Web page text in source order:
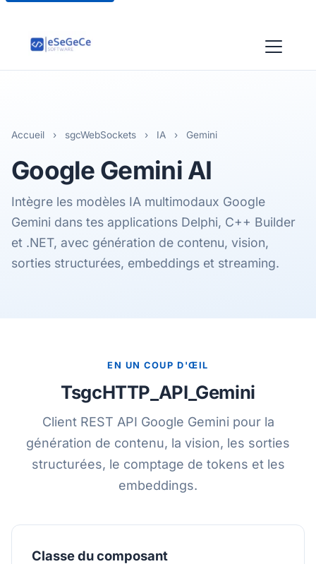
Accueil › sgcWebSockets › IA › Gemini
Google Gemini AI
Intègre les modèles IA multimodaux Google
Gemini dans tes applications Delphi, C++ Builder
et .NET, avec génération de contenu, vision,
sorties structurées, embeddings et streaming.
EN UN COUP D'ŒIL
TsgcHTTP_API_Gemini
Client REST API Google Gemini pour la
génération de contenu, la vision, les sorties
structurées, le comptage de tokens et les
embeddings.
Classe du composant